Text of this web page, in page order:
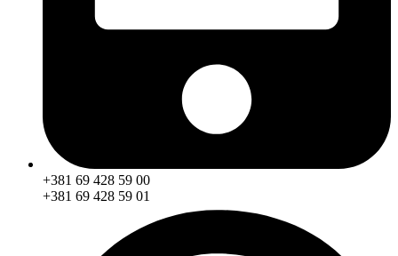
+381 69 428 59 00
+381 69 428 59 01